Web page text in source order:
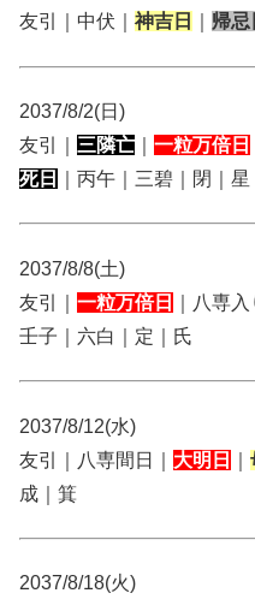
友引｜中伏｜ 神吉日 帰忌
2037/8/2(日)
友引｜ 三隣亡 一粒万倍日
死日
｜丙午｜三碧｜閉｜星
2037/8/8(土)
友引｜ 一粒万倍日 ｜八専入
壬子｜六白｜定｜氏
2037/8/12(水)
友引｜八専間日｜ 大明日
成｜箕
2037/8/18(火)